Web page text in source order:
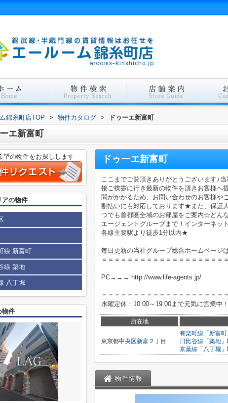
錦糸町店TOP > 物件カタログ > ドゥーエ新富町
エ新富町
ドゥーエ新富町
ここまでご覧頂きありがとうございます♪
接ご挨拶に行き最新の物件を頂きお客様へ
間がかかるため、お問い合わせのお客様
割払いにも対応しております★また、保証
つでも首都圏全域のお部屋をご案内☆どん
エージェントグループまで！インターネ
各線主要駅より徒歩1分以内★
毎日更新の当社グループ総合ホームページ
＝＝＝＝＝＝＝＝＝＝＝＝＝＝＝＝＝＝＝
PC→→→ http://www.life-agents.jp/
＝＝＝＝＝＝＝＝＝＝＝＝＝＝＝＝＝＝＝
水曜定休：10:00～19:00まで元気に営業中！
所在地
東京都中央区新富 ２丁目
有楽町線 「 新富町
日比谷線 「 築地
京葉線 「 八丁堀
物件情報
望の物件をお探しします
アの物件
線 新富町
線 築地
八丁堀
物件